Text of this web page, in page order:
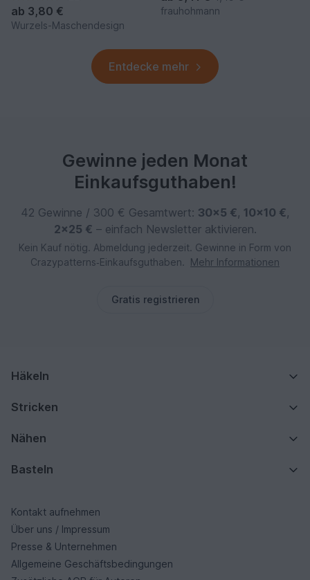
ab 3,80 €
Wurzels-Maschendesign
frauhohmann
Entdecke mehr
Gewinne jeden Monat
Einkaufsguthaben!
42 Gewinne / 300 € Gesamtwert: 30×5 €, 10×10 €,
2×25 € – einfach Newsletter aktivieren.
Kein Kauf nötig. Abmeldung jederzeit. Gewinne in Form von
Crazypatterns‑Einkaufsguthaben.
Mehr Informationen
Gratis registrieren
Häkeln
Stricken
Nähen
Basteln
Kontakt aufnehmen
Über uns / Impressum
Presse & Unternehmen
Allgemeine Geschäftsbedingungen